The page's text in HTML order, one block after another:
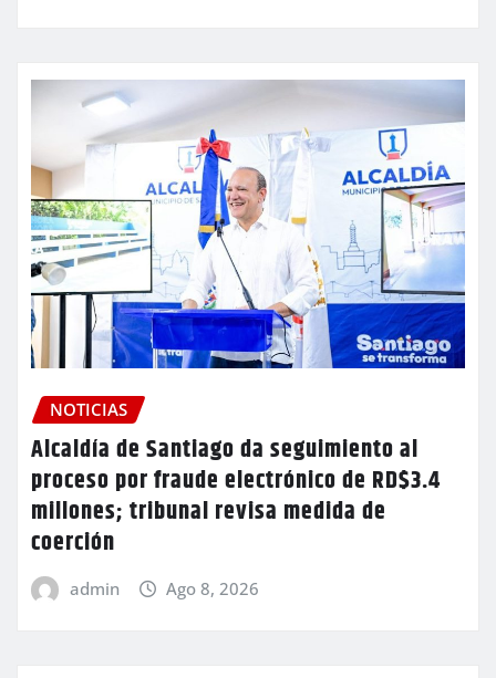
NOTICIAS
Alcaldía de Santiago da seguimiento al
proceso por fraude electrónico de RD$3.4
millones; tribunal revisa medida de
coerción
admin Ago 8, 2026